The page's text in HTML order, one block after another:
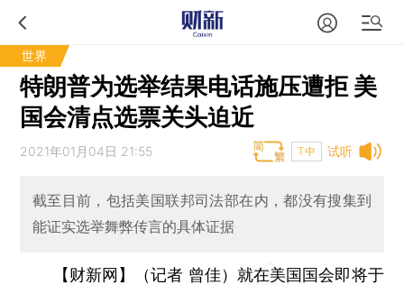
世界
特朗普为选举结果电话施压遭拒 美
国会清点选票关头迫近
试听
2021年01月04日 21:55 T中
截至目前，包括美国联邦司法部在内，都没有搜集到
能证实选举舞弊传言的具体证据
【财新网】（记者 曾佳） 就在美国国会即将于